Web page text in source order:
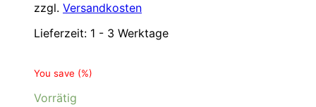
zzgl. Versandkosten
Lieferzeit: 1 - 3 Werktage
You save (%)
Vorrätig